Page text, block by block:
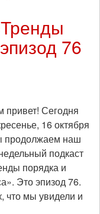
76
привет! Сегодня
16 октября
продолжаем наш
подкаст
порядка и
Это эпизод 76.
что мы увидели и